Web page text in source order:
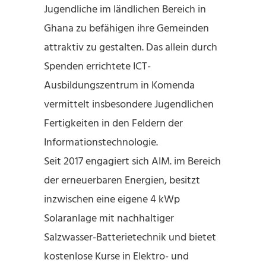
Jugendliche im ländlichen Bereich in
Ghana zu befähigen ihre Gemeinden
attraktiv zu gestalten. Das allein durch
Spenden errichtete ICT-
Ausbildungszentrum in Komenda
vermittelt insbesondere Jugendlichen
Fertigkeiten in den Feldern der
Informationstechnologie.
Seit 2017 engagiert sich AIM. im Bereich
der erneuerbaren Energien, besitzt
inzwischen eine eigene 4 kWp
Solaranlage mit nachhaltiger
Salzwasser-Batterietechnik und bietet
kostenlose Kurse in Elektro- und